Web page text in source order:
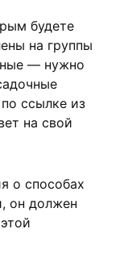
будете
на группы
— нужно
ссылке из
на свой
о способах
он должен